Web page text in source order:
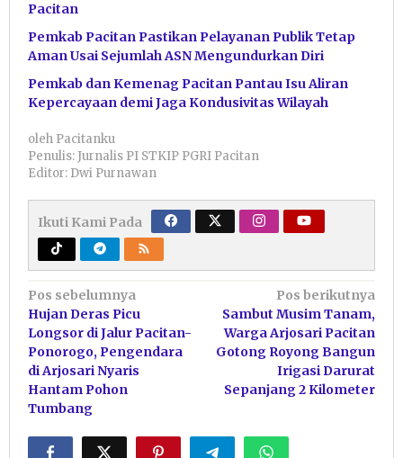
Pacitan
Pemkab Pacitan Pastikan Pelayanan Publik Tetap
Aman Usai Sejumlah ASN Mengundurkan Diri
Pemkab dan Kemenag Pacitan Pantau Isu Aliran
Kepercayaan demi Jaga Kondusivitas Wilayah
oleh Pacitanku
Penulis: Jurnalis PI STKIP PGRI Pacitan
Editor: Dwi Purnawan
Ikuti Kami Pada
Navigasi
pos
Pos sebelumnya
Hujan Deras Picu
Longsor di Jalur Pacitan-
Ponorogo, Pengendara
di Arjosari Nyaris
Hantam Pohon
Tumbang
Pos berikutnya
Sambut Musim Tanam,
Warga Arjosari Pacitan
Gotong Royong Bangun
Irigasi Darurat
Sepanjang 2 Kilometer